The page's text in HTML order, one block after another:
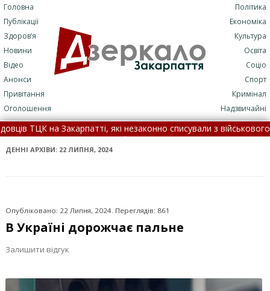
Головна
Публікації
Здоров’я
Новини
Відео
Анонси
Привітання
Оголошення
Політика
Економіка
Культура
Освіта
Соціо
Спорт
Кримінал
Надзвичайні
які незаконно списували з військового обліку чоловіків •
подробиці трагедії (+ФОТО)• 7 серпня: це цікаво знати •
ДЕННІ АРХІВИ: 22 ЛИПНЯ, 2024
Опубліковано: 22 Липня, 2024. Переглядів: 861
В Україні дорожчає пальне
Залишити відгук